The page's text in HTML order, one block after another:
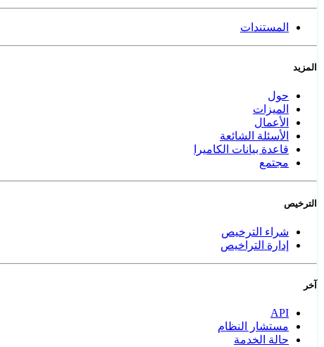
المستندات
المزيد
حول
الميزات
الأعمال
الأسئلة الشائعة
قاعدة بيانات الكاميرا
مجتمع
الترخيص
شراء الترخيص
إدارة التراخيص
آخر
API
مستشار النظام
حالة الخدمة